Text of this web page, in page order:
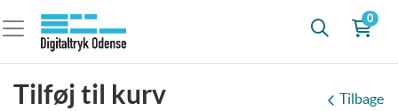
0
Tilføj til kurv Tilbage